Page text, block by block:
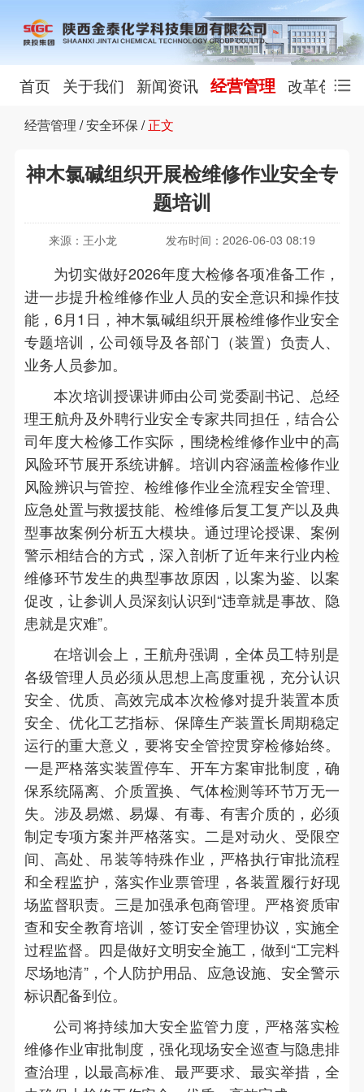
首页 关于我们 新闻资讯 经营管理 改革创新
经营管理 /安全环保 / 正文
神木氯碱组织开展检维修作业安全专
题培训
来源：王小龙 发布时间：2026-06-03 08:19
为切实做好2026年度大检修各项准备工作，
进一步提升检维修作业人员的安全意识和操作技
能，6月1日，神木氯碱组织开展检维修作业安全
专题培训，公司领导及各部门（装置）负责人、
业务人员参加。
本次培训授课讲师由公司党委副书记、总经
理王航舟及外聘行业安全专家共同担任，结合公
司年度大检修工作实际，围绕检维修作业中的高
风险环节展开系统讲解。培训内容涵盖检修作业
风险辨识与管控、检维修作业全流程安全管理、
应急处置与救援技能、检维修后复工复产以及典
型事故案例分析五大模块。通过理论授课、案例
警示相结合的方式，深入剖析了近年来行业内检
维修环节发生的典型事故原因，以案为鉴、以案
促改，让参训人员深刻认识到“违章就是事故、隐
患就是灾难”。
在培训会上，王航舟强调，全体员工特别是
各级管理人员必须从思想上高度重视，充分认识
安全、优质、高效完成本次检修对提升装置本质
安全、优化工艺指标、保障生产装置长周期稳定
运行的重大意义，要将安全管控贯穿检修始终。
一是严格落实装置停车、开车方案审批制度，确
保系统隔离、介质置换、气体检测等环节万无一
失。涉及易燃、易爆、有毒、有害介质的，必须
制定专项方案并严格落实。二是对动火、受限空
间、高处、吊装等特殊作业，严格执行审批流程
和全程监护，落实作业票管理，各装置履行好现
场监督职责。三是加强承包商管理。严格资质审
查和安全教育培训，签订安全管理协议，实施全
过程监督。四是做好文明安全施工，做到“工完料
尽场地清”，个人防护用品、应急设施、安全警示
标识配备到位。
公司将持续加大安全监管力度，严格落实检
维修作业审批制度，强化现场安全巡查与隐患排
查治理，以最高标准、最严要求、最实举措，全